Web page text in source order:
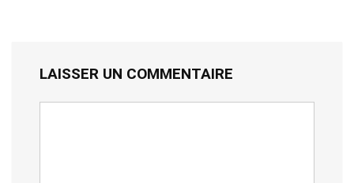
LAISSER UN COMMENTAIRE